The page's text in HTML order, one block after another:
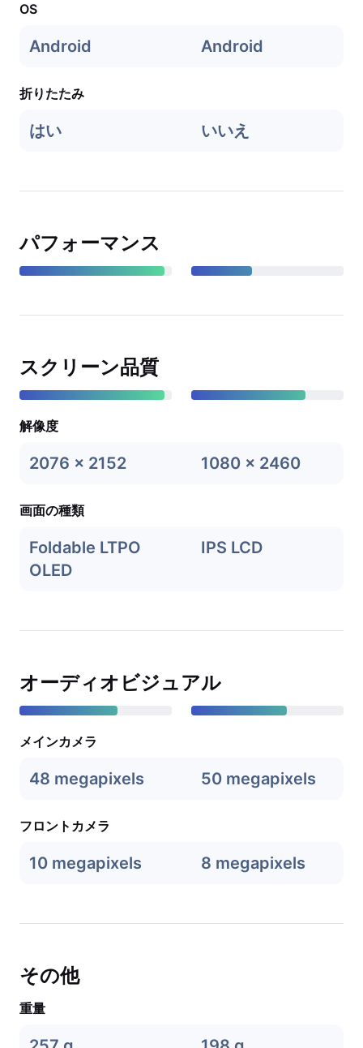
OS
Android Android
折りたたみ
はい いいえ
パフォーマンス
スクリーン品質
解像度
2076 x 2152 1080 x 2460
画面の種類
Foldable LTPO
OLED
IPS LCD
オーディオビジュアル
メインカメラ
48 megapixels 50 megapixels
フロントカメラ
10 megapixels 8 megapixels
その他
重量